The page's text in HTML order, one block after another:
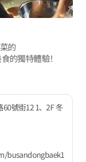
的
的獨特體驗！
號街12 1、2F 冬
busandongbaek1